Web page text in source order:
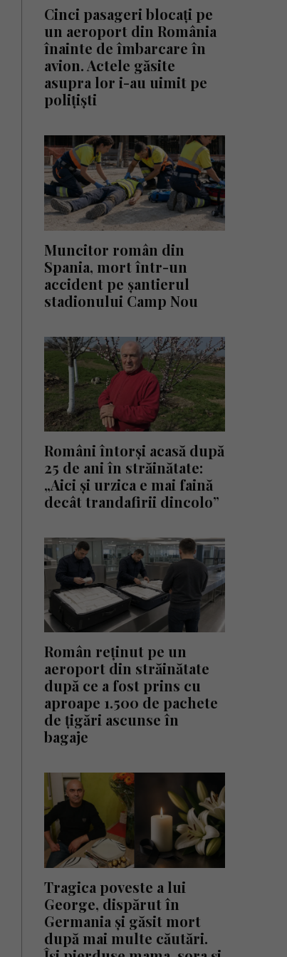
Cinci pasageri blocați pe
un aeroport din România
înainte de îmbarcare în
avion. Actele găsite
asupra lor i-au uimit pe
polițiști
Muncitor român din
Spania, mort într-un
accident pe șantierul
stadionului Camp Nou
Români întorși acasă după
25 de ani în străinătate:
„Aici și urzica e mai faină
decât trandafirii dincolo”
Român reținut pe un
aeroport din străinătate
după ce a fost prins cu
aproape 1.500 de pachete
de țigări ascunse în
bagaje
Tragica poveste a lui
George, dispărut în
Germania și găsit mort
după mai multe căutări.